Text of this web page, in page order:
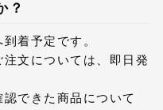
？
着予定です。
文については、即日発
できた商品について